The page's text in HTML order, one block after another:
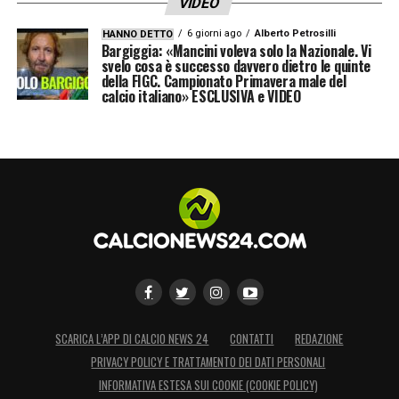
consegna definitivamenteKhvicha
Kvaratskheliaalla storia immortale della
UEFA Champions League.
HANNO DETTO 6 giorni ago Alberto Petrosilli
Bargiggia: «Mancini voleva solo la Nazionale. Vi
svelo cosa è successo davvero dietro le quinte
della FIGC. Campionato Primavera male del
calcio italiano» ESCLUSIVA e VIDEO
SCARICA L’APP DI CALCIO NEWS 24 CONTATTI
REDAZIONE
PRIVACY POLICY E TRATTAMENTO DEI DATI PERSONALI
INFORMATIVA ESTESA SUI COOKIE (COOKIE POLICY)